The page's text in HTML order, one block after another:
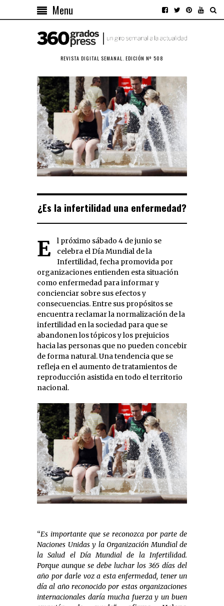
Menu
REVISTA DIGITAL SEMANAL. EDICIÓN Nº 508
¿Es la infertilidad una enfermedad?
El próximo sábado 4 de junio se
celebra el Día Mundial de la
Infertilidad, fecha promovida por
organizaciones entienden esta situación
como enfermedad para informar y
concienciar sobre sus efectos y
consecuencias. Entre sus propósitos se
encuentra reclamar la normalización de la
infertilidad en la sociedad para que se
abandonen los tópicos y los prejuicios
hacia las personas que no pueden concebir
de forma natural. Una tendencia que se
refleja en el aumento de tratamientos de
reproducción asistida en todo el territorio
nacional.
“Es importante que se reconozca por parte de
Naciones Unidas y la Organización Mundial de
la Salud el Día Mundial de la Infertilidad.
Porque aunque se debe luchar los 365 días del
año por darle voz a esta enfermedad, tener un
día al año reconocido por estas organizaciones
internacionales daría mucha fuerza y un buen